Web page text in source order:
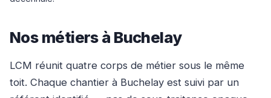
Nos métiers à Buchelay
LCM réunit quatre corps de métier sous le même
toit. Chaque chantier à Buchelay est suivi par un